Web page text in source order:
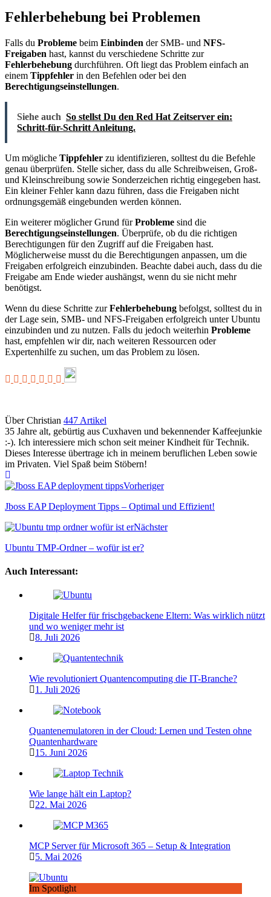
Fehlerbehebung bei Problemen
Falls du Probleme beim Einbinden der SMB- und NFS-
Freigaben hast, kannst du verschiedene Schritte zur
Fehlerbehebung durchführen. Oft liegt das Problem einfach an
einem Tippfehler in den Befehlen oder bei den
Berechtigungseinstellungen.
Siehe auch So stellst Du den Red Hat Zeitserver ein:
Schritt-für-Schritt Anleitung.
Um mögliche Tippfehler zu identifizieren, solltest du die Befehle
genau überprüfen. Stelle sicher, dass du alle Schreibweisen, Groß-
und Kleinschreibung sowie Sonderzeichen richtig eingegeben hast.
Ein kleiner Fehler kann dazu führen, dass die Freigaben nicht
ordnungsgemäß eingebunden werden können.
Ein weiterer möglicher Grund fürProbleme sind die
Berechtigungseinstellungen. Überprüfe, ob du die richtigen
Berechtigungen für den Zugriff auf die Freigaben hast.
Möglicherweise musst du die Berechtigungen anpassen, um die
Freigaben erfolgreich einzubinden. Beachte dabei auch, dass du die
Freigabe am Ende wieder aushängst, wenn du sie nicht mehr
benötigst.
Wenn du diese Schritte zurFehlerbehebung befolgst, solltest du in
der Lage sein, SMB- und NFS-Freigaben erfolgreich unter Ubuntu
einzubinden und zu nutzen. Falls du jedoch weiterhin Probleme
hast, empfehlen wir dir, nach weiteren Ressourcen oder
Expertenhilfe zu suchen, um das Problem zu lösen.
Über Christian 447 Artikel
35 Jahre alt, gebürtig aus Cuxhaven und bekennender Kaffeejunkie
:-). Ich interessiere mich schon seit meiner Kindheit für Technik.
Dieses Interesse übertrage ich in meinem beruflichen Leben sowie
im Privaten. Viel Spaß beim Stöbern!
Vorheriger
Jboss EAP Deployment Tipps – Optimal und Effizient!
Nächster
Ubuntu TMP-Ordner – wofür ist er?
Auch Interessant:
Digitale Helfer für frischgebackene Eltern: Was wirklich nützt
und wo weniger mehr ist
8. Juli 2026
Wie revolutioniert Quantencomputing die IT-Branche?
1. Juli 2026
Quantenemulatoren in der Cloud: Lernen und Testen ohne
Quantenhardware
15. Juni 2026
Wie lange hält ein Laptop?
22. Mai 2026
MCP Server für Microsoft 365 – Setup & Integration
5. Mai 2026
Im Spotlight